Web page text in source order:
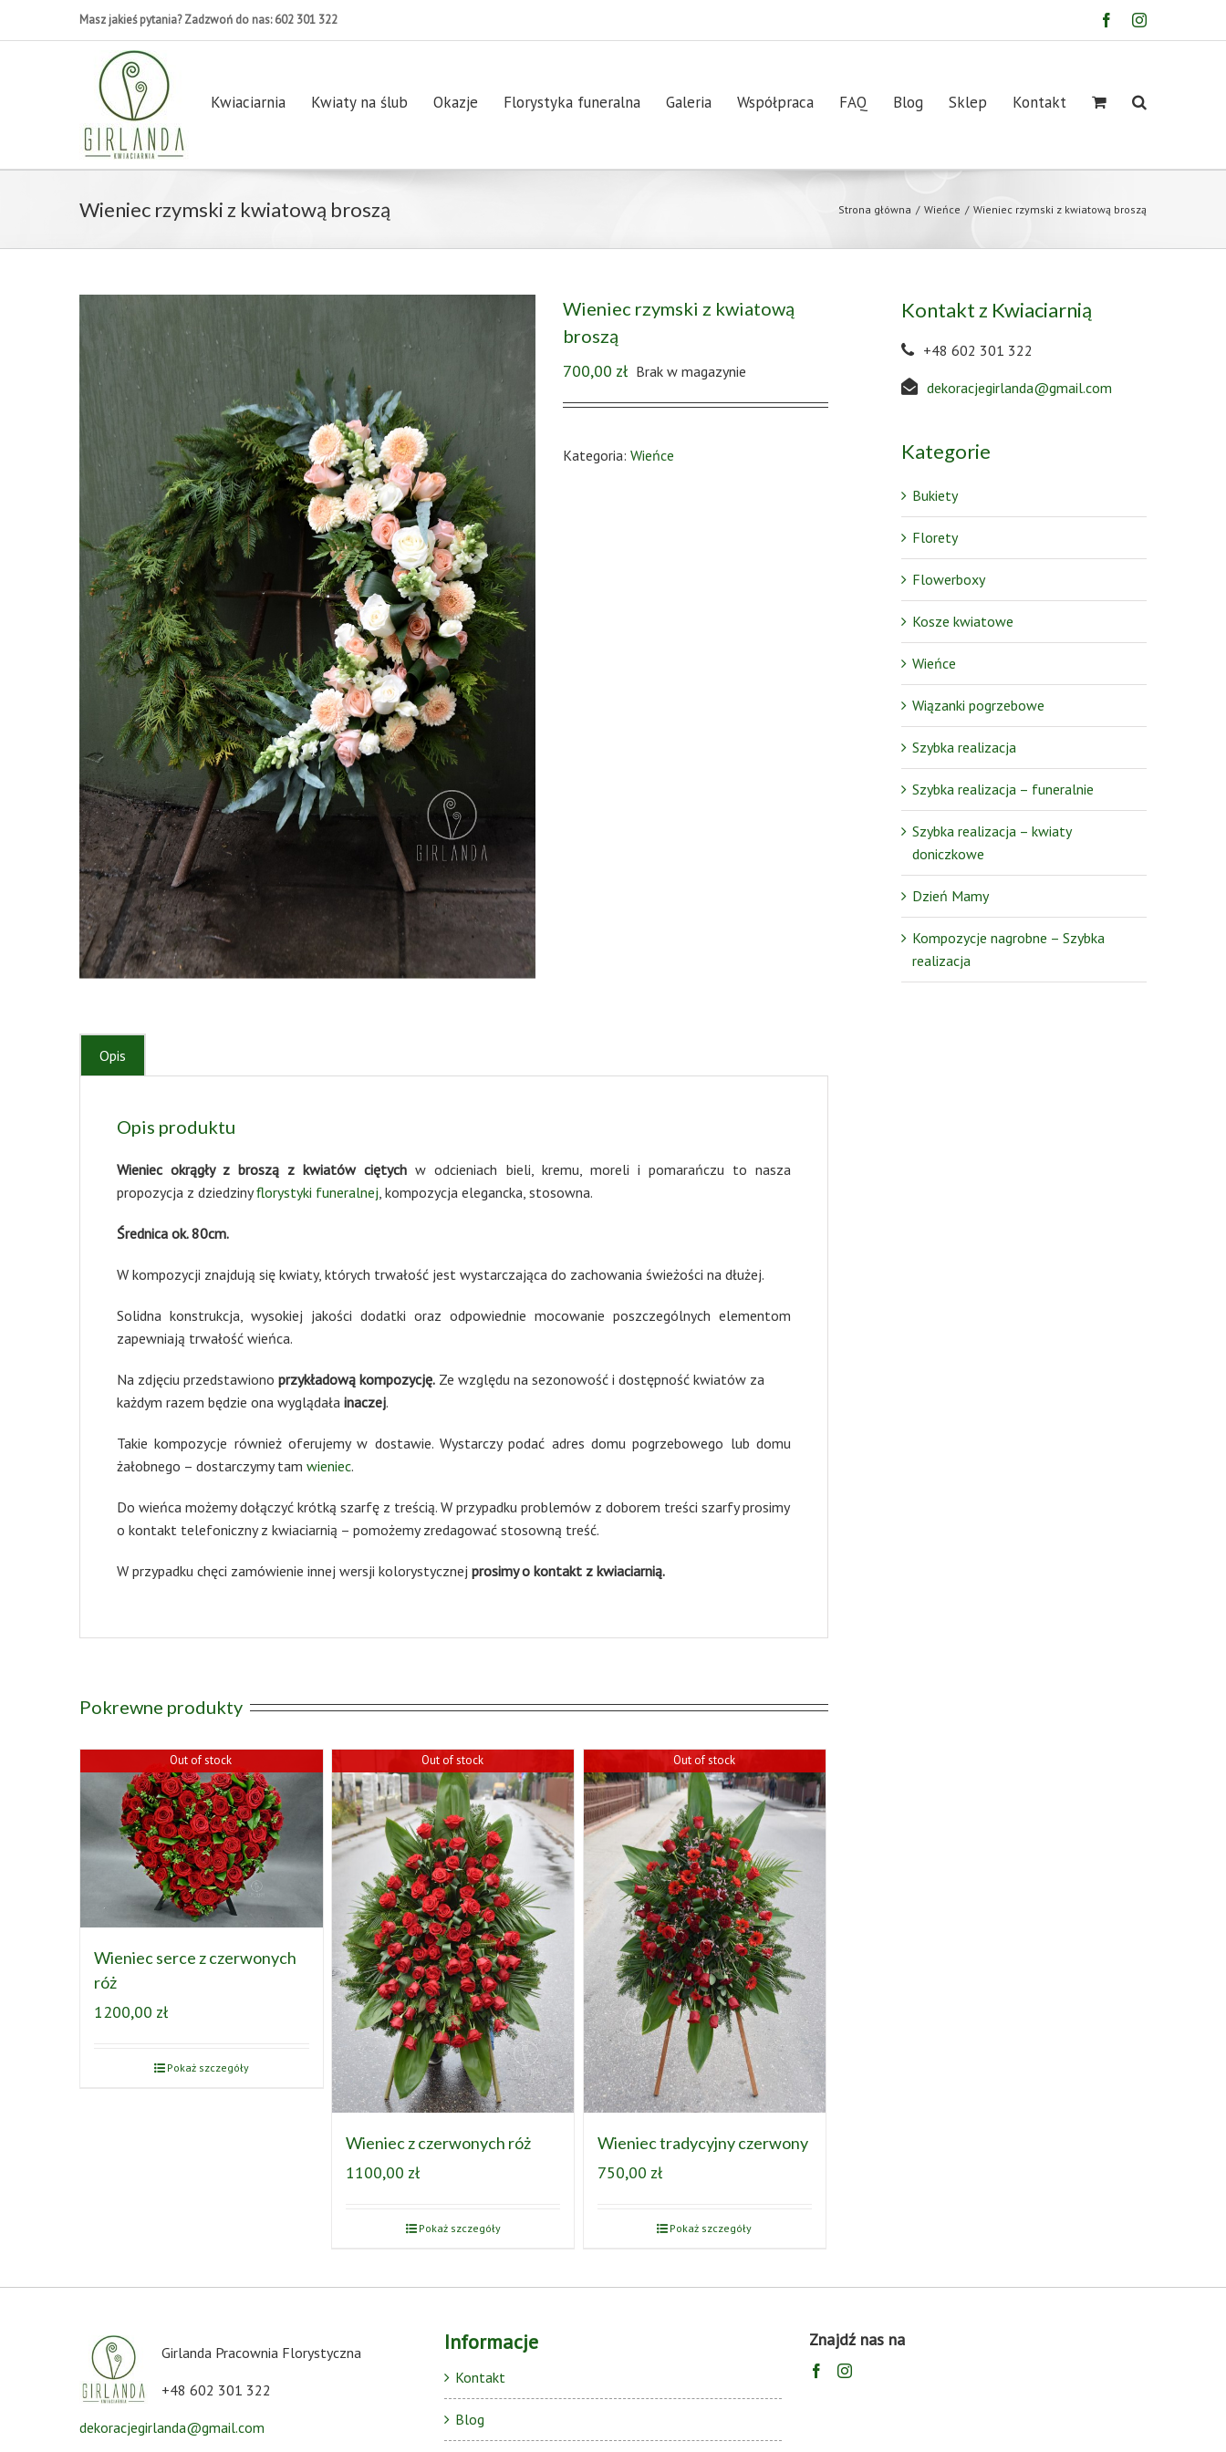
Masz jakieś pytania? Zadzwoń do nas: 602 301 322 FacebookInstagram
Kwiaciarnia Kwiaty na ślub Okazje Florystyka funeralna Galeria Współpraca FAQ Blog Sklep Kontakt
Wieniec rzymski z kwiatową broszą Strona główna / Wieńce / Wieniec rzymski z kwiatową broszą
Wieniec rzymski z kwiatową
broszą
700,00 zł Brak w magazynie
Kategoria: Wieńce
Opis
Opis produktu
Wieniec okrągły z broszą z kwiatów ciętych w odcieniach bieli, kremu, moreli i pomarańczu to nasza
propozycja z dziedzinyflorystyki funeralnej, kompozycja elegancka, stosowna.
Średnica ok. 80cm.
W kompozycji znajdują się kwiaty, których trwałość jest wystarczająca do zachowania świeżości na dłużej.
Solidna konstrukcja, wysokiej jakości dodatki oraz odpowiednie mocowanie poszczególnych elementom
zapewniają trwałość wieńca.
Na zdjęciu przedstawiono przykładową kompozycję. Ze względu na sezonowość i dostępność kwiatów za
każdym razem będzie ona wyglądała inaczej.
Takie kompozycje również oferujemy w dostawie. Wystarczy podać adres domu pogrzebowego lub domu
żałobnego – dostarczymy tam wieniec.
Do wieńca możemy dołączyć krótką szarfę z treścią. W przypadku problemów z doborem treści szarfy prosimy
o kontakt telefoniczny z kwiaciarnią – pomożemy zredagować stosowną treść.
W przypadku chęci zamówienie innej wersji kolorystycznej prosimy o kontakt z kwiaciarnią.
Pokrewne produkty
Out of stock
Wieniec serce z czerwonych
róż
1200,00 zł
Pokaż szczegóły
Out of stock
Wieniec z czerwonych róż
1100,00 zł
Pokaż szczegóły
Out of stock
Wieniec tradycyjny czerwony
750,00 zł
Pokaż szczegóły
Kontakt z Kwiaciarnią
+48 602 301 322
dekoracjegirlanda@gmail.com
Kategorie
Bukiety
Florety
Flowerboxy
Kosze kwiatowe
Wieńce
Wiązanki pogrzebowe
Szybka realizacja
Szybka realizacja – funeralnie
Szybka realizacja – kwiaty
doniczkowe
Dzień Mamy
Kompozycje nagrobne – Szybka
realizacja
Girlanda Pracownia Florystyczna
+48 602 301 322
dekoracjegirlanda@gmail.com
Informacje
Kontakt
Blog
Znajdź nas na